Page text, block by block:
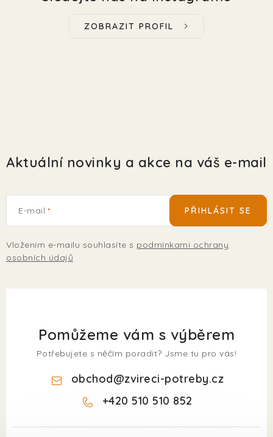
ZOBRAZIT PROFIL
Aktuální novinky a akce na váš e-mail
E-mail
Vložením e-mailu souhlasíte s podmínkami ochrany
osobních údajů
PŘIHLÁSIT SE
Pomůžeme vám s výběrem
Potřebujete s něčím poradit? Jsme tu pro vás!
obchod@zvireci-potreby.cz
+420 510 510 852